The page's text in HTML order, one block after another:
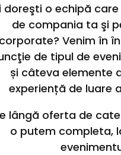
doreşti o echipă
de compania ta şi
corporate? Venim în
de tipul de
și câteva elemente
experiență de luare
lângă oferta de
o putem completa,